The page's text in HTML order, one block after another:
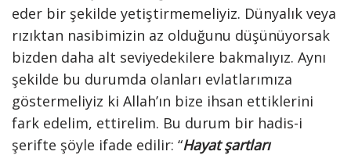
eder bir şekilde yetiştirmemeliyiz. Dünyalık veya
rızıktan nasibimizin az olduğunu düşünüyorsak
bizden daha alt seviyedekilere bakmalıyız. Aynı
şekilde bu durumda olanları evlatlarımıza
göstermeliyiz ki Allah’ın bize ihsan ettiklerini
fark edelim, ettirelim. Bu durum bir hadis-i
şerifte şöyle ifade edilir: “Hayat şartları